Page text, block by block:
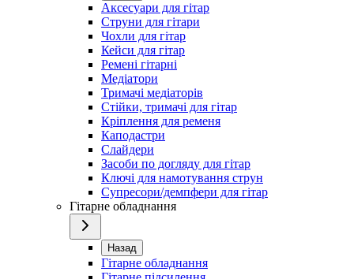
Аксесуари для гітар
Струни для гітари
Чохли для гітар
Кейси для гітар
Ремені гітарні
Медіатори
Тримачі медіаторів
Стійки, тримачі для гітар
Кріплення для ременя
Каподастри
Слайдери
Засоби по догляду для гітар
Ключі для намотування струн
Супресори/демпфери для гітар
Гітарне обладнання
Назад
Гітарне обладнання